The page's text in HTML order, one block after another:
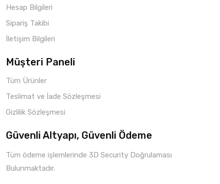
Hesap Bilgileri
Sipariş Takibi
İletişim Bilgileri
Müşteri Paneli
Tüm Ürünler
Teslimat ve İade Sözleşmesi
Gizlilik Sözleşmesi
Güvenli Altyapı, Güvenli Ödeme
Tüm ödeme işlemlerinde 3D Security Doğrulaması
Bulunmaktadır.